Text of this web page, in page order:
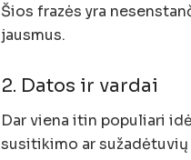
Šios frazės yra
jausmus.
2. Datos ir vardai
Dar viena itin populiari
susitikimo ar sužadėtuvių